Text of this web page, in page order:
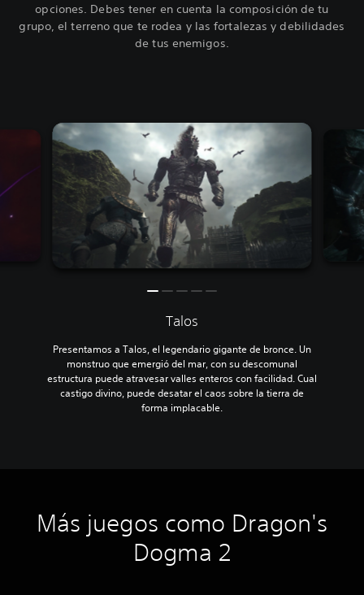
opciones. Debes tener en cuenta la composición de tu
grupo, el terreno que te rodea y las fortalezas y debilidades
de tus enemigos.
Talos
Presentamos a Talos, el legendario gigante de bronce. Un
monstruo que emergió del mar, con su descomunal
estructura puede atravesar valles enteros con facilidad. Cual
castigo divino, puede desatar el caos sobre la tierra de
forma implacable.
Más juegos como Dragon's
Dogma 2